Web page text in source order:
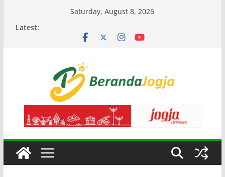
Saturday, August 8, 2026
Latest: